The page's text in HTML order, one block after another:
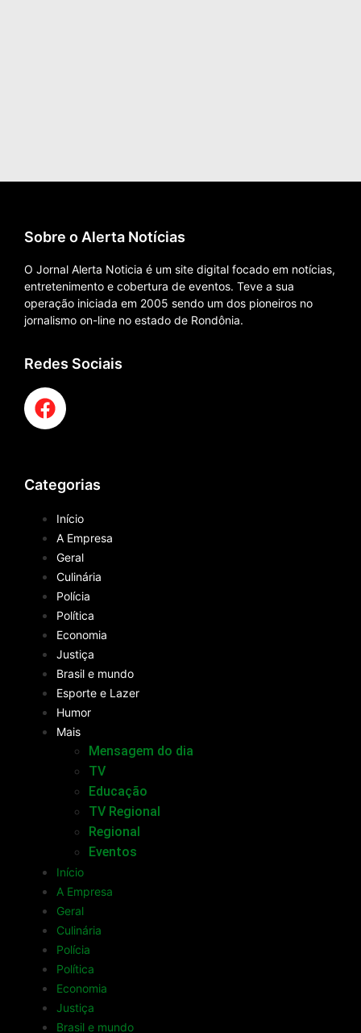
Sobre o Alerta Notícias
O Jornal Alerta Noticia é um site digital focado em notícias,
entretenimento e cobertura de eventos. Teve a sua
operação iniciada em 2005 sendo um dos pioneiros no
jornalismo on-line no estado de Rondônia.
Redes Sociais
Categorias
Início
A Empresa
Geral
Culinária
Polícia
Política
Economia
Justiça
Brasil e mundo
Esporte e Lazer
Humor
Mais
Mensagem do dia
TV
Educação
TV Regional
Regional
Eventos
Início
A Empresa
Geral
Culinária
Polícia
Política
Economia
Justiça
Brasil e mundo